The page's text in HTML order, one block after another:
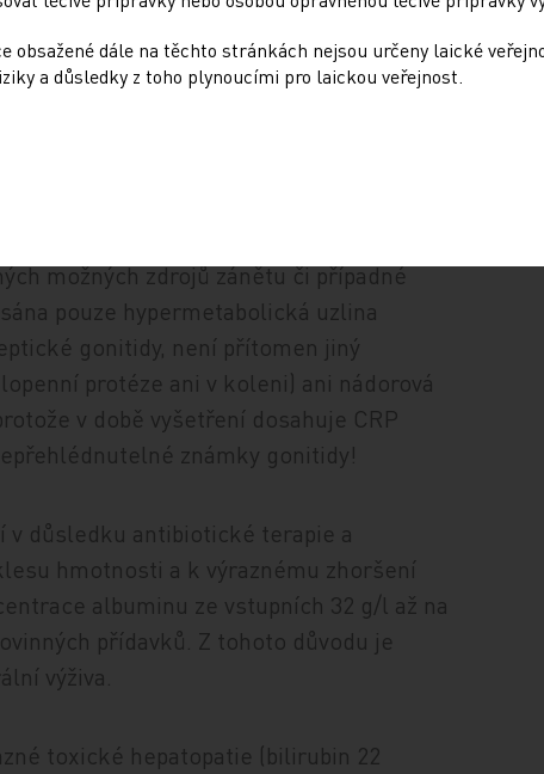
Adekvátně tomu je měněna
posléze do kombinace přidán ampicilin.
opět provedena punkce, jíž je získán
parametrů i přes mohutnou antibiotickou
CRP kolísá v rozmezí 105…72…131
možných zdrojů zánětu či případné
pouze hypermetabolická uzlina
gonitidy, není přítomen jiný
protéze ani v koleni) ani nádorová
v době vyšetření dosahuje CRP
známky gonitidy!
v důsledku antibiotické terapie a
hmotnosti a k výraznému zhoršení
albuminu ze vstupních 32 g/l až na
přídavků. Z tohoto důvodu je
výživa.
toxické hepatopatie (bilirubin 22
obsažené dále na těchto stránkách nejsou určeny laické
a důsledky z toho plynoucími pro laickou veřejnost.